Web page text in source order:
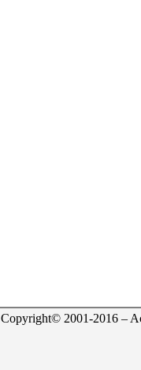
Copyright© 2001-2016 –